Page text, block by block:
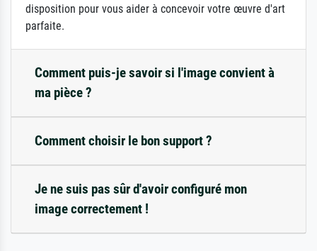
disposition pour vous aider à concevoir votre œuvre d'art
parfaite.
Comment puis-je savoir si l'image convient à
ma pièce ?
Comment choisir le bon support ?
Je ne suis pas sûr d'avoir configuré mon
image correctement !